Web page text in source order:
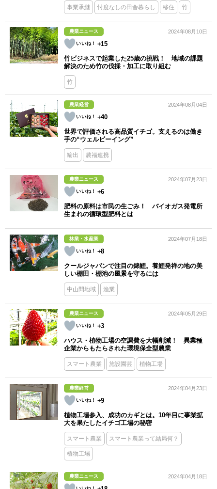
事業承継 忖度なしの田舎暮らし 移住 竹
農業ニュース
+15
2024年08月10日
竹ビジネスで起業した25歳の挑戦！ 地域の課題
解決のため竹の伐採・加工に取り組む
竹
農業経営
+40
2024年08月04日
世界で評価される高品質イチゴ。支えるのは働き
手の“ウェルビーイング”
輸出 農福連携
農業ニュース
+6
2024年07月23日
肥料の原料は市民の生ごみ！ バイオガス発電所
生まれの循環型肥料とは
林業・水産業
+8
2024年07月18日
クールジャパンで注目の錦鯉。養鯉発祥の地の美
しい棚田・棚池の風景を守るには
中山間地域 漁業
農業ニュース
+3
2024年05月29日
ハウス・植物工場の空調費を大幅削減！ 異業種
企業からもたらされた環境保全型農業
スマート農業 施設園芸 植物工場
農業経営
+9
2024年04月23日
植物工場参入、成功のカギとは。10年目に事業拡
大を果たしたイチゴ工場の秘密
スマート農業 スマート農業って結局何？
植物工場
農業ニュース 2024年04月18日